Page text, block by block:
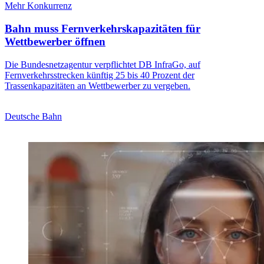
Mehr Konkurrenz
Bahn muss Fernverkehrskapazitäten für
Wettbewerber öffnen
Die Bundesnetzagentur verpflichtet DB InfraGo, auf
Fernverkehrsstrecken künftig 25 bis 40 Prozent der
Trassenkapazitäten an Wettbewerber zu vergeben.
Deutsche Bahn